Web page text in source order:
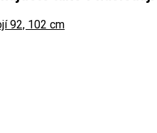
92, 102 cm